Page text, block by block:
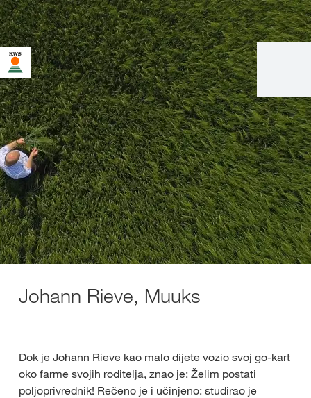
Johann Rieve, Muuks
Dok je Johann Rieve kao malo dijete vozio svoj go-kart
oko farme svojih roditelja, znao je: Želim postati
poljoprivrednik! Rečeno je i učinjeno: studirao je